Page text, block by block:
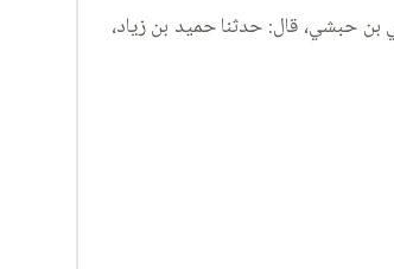
بن حبشي، قال: حدثنا حميد بن زياد،